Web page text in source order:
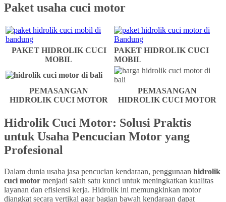
Paket usaha cuci motor
PAKET HIDROLIK CUCI
MOBIL
PAKET HIDROLIK CUCI
MOBIL
PEMASANGAN
HIDROLIK CUCI MOTOR
PEMASANGAN
HIDROLIK CUCI MOTOR
Hidrolik Cuci Motor: Solusi Praktis
untuk Usaha Pencucian Motor yang
Profesional
Dalam dunia usaha jasa pencucian kendaraan, penggunaan hidrolik
cuci motor menjadi salah satu kunci untuk meningkatkan kualitas
layanan dan efisiensi kerja. Hidrolik ini memungkinkan motor
diangkat secara vertikal agar bagian bawah kendaraan dapat